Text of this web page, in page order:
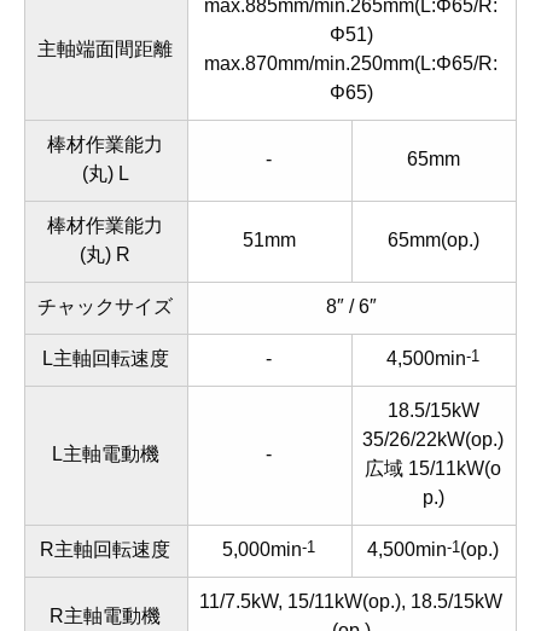
主軸端面間距離
max.885mm/min.265mm(L:Φ65/R:
Φ51)
max.870mm/min.250mm(L:Φ65/R:
Φ65)
棒材作業能力
(丸) L
- 65mm
棒材作業能力
(丸) R
51mm 65mm(op.)
チャックサイズ 8″ / 6″
L主軸回転速度 - 4,500min-1
L主軸電動機 -
18.5/15kW
35/26/22kW(op.)
広域 15/11kW(o
p.)
R主軸回転速度 5,000min-1 4,500min-1 (op.)
R主軸電動機
11/7.5kW, 15/11kW(op.), 18.5/15kW